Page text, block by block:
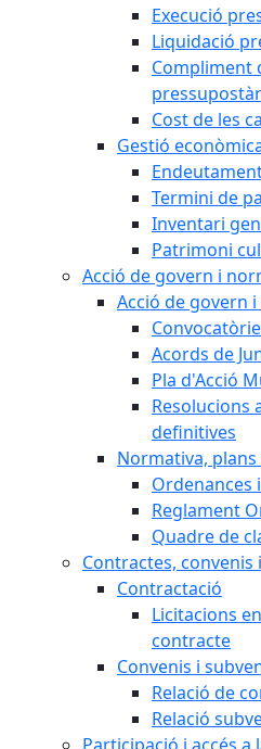
Execució
Liquidació
Compliment
Cost de les
Gestió
Termini de
Inventari
Patrimoni
Acció de govern i
Acció de govern
Acords de
Pla d'Acció
Resolucions
definitives
Normativa,
Ordenances
Reglament
Quadre de
Contractes, convenis
Contractació
Licitacions
contracte
Convenis i
Relació de
Relació